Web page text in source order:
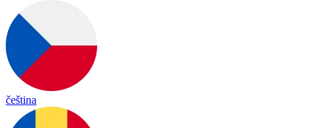
čeština